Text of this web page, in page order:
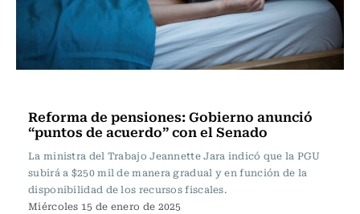
Reforma de pensiones: Gobierno anunció
“puntos de acuerdo” con el Senado
La ministra del Trabajo Jeannette Jara indicó que la PGU
subirá a $250 mil de manera gradual y en función de la
disponibilidad de los recursos fiscales.
Miércoles 15 de enero de 2025